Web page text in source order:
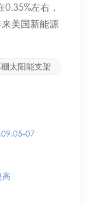
左右，
美国新能源
太阳能支架
07